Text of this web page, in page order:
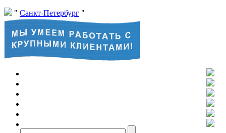
Санкт-Петербург